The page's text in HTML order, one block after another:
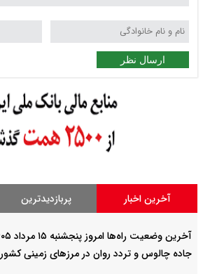
ارسال نظر
آخرین اخبار پربازدیدترین
جاده چالوس و تردد روان در مرزهای زمینی کشور